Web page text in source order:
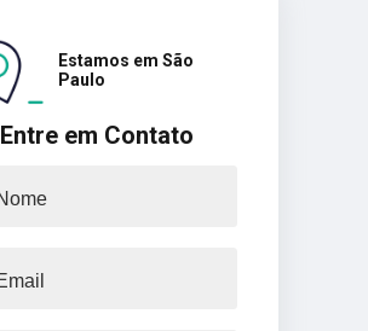
Entre em Contato
Estamos em São
Paulo